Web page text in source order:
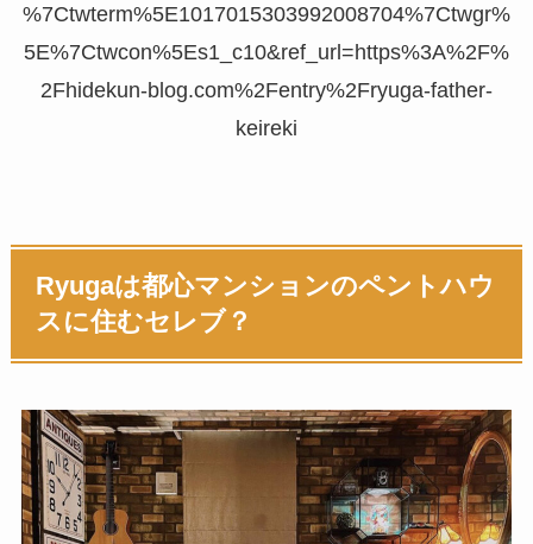
%7Ctwterm%5E1017015303992008704%7Ctwgr%
5E%7Ctwcon%5Es1_c10&ref_url=https%3A%2F%
2Fhidekun-blog.com%2Fentry%2Fryuga-father-
keireki
Ryugaは都心マンションのペントハウ
スに住むセレブ？